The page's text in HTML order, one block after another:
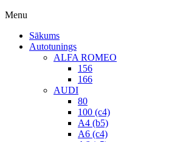
Menu
Sākums
Autotunings
ALFA ROMEO
156
166
AUDI
80
100 (c4)
A4 (b5)
A6 (c4)